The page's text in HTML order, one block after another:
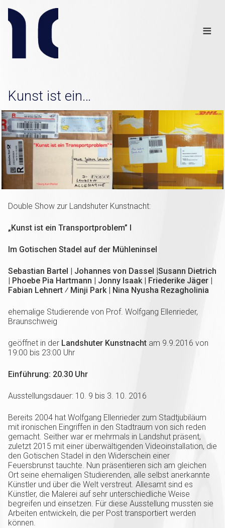
≡
Kunst ist ein…
Double Show zur Landshuter Kunstnacht:
„Kunst ist ein Transportproblem” I
Im Gotischen Stadel auf der Mühleninsel
Sebastian Bartel | Johannes von Dassel |Susann Dietrich
| Phoebe Pia Hartmann | Jonny Isaak | Friederike Jäger |
Fabian Lehnert ⁄ Minji Park | Nina Nyusha Rezagholinia
ehemalige Studierende von Prof. Wolfgang Ellenrieder,
Braunschweig
geöffnet in der Landshuter Kunstnacht am 9.9.2016 von
19:00 bis 23:00 Uhr
Einführung: 20.30 Uhr
Ausstellungsdauer: 10. 9 bis 3. 10. 2016
Bereits 2004 hat Wolfgang Ellenrieder zum Stadtjubiläum
mit ironischen Eingriffen in den Stadtraum von sich reden
gemacht. Seither war er mehrmals in Landshut präsent,
zuletzt 2015 mit einer überwältigenden Videoinstallation, die
den Gotischen Stadel in den Widerschein einer
Feuersbrunst tauchte. Nun präsentieren sich am gleichen
Ort seine ehemaligen Studierenden, alle selbst anerkannte
Künstler und über die Welt verstreut. Allesamt sind es
Künstler, die Malerei auf sehr unterschiedliche Weise
begreifen und einsetzen. Für diese Ausstellung mussten sie
Arbeiten entwickeln, die per Post transportiert werden
können.